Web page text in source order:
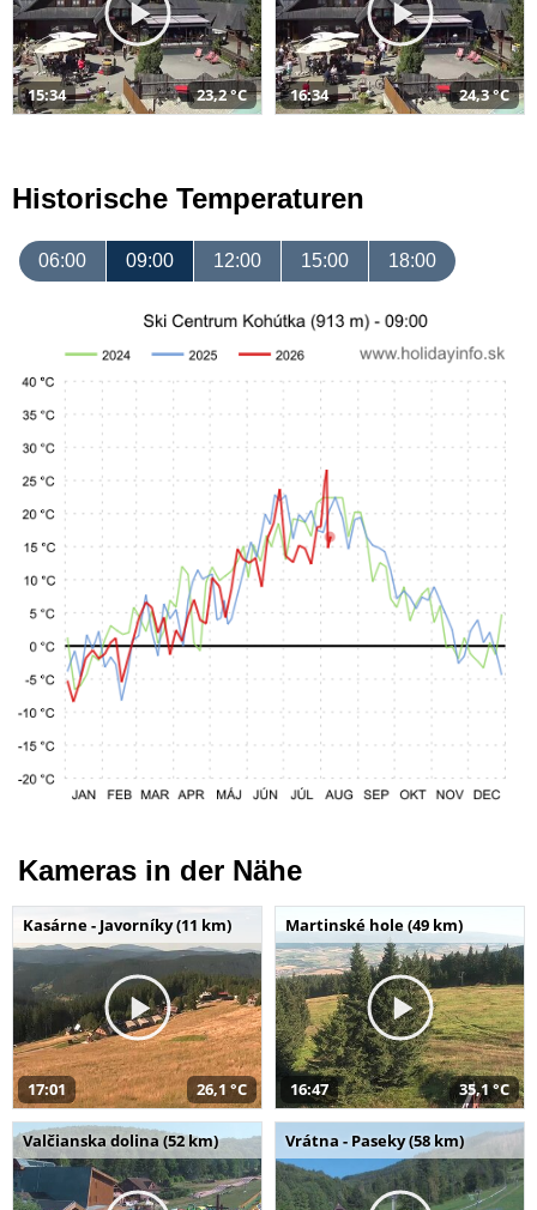
15:34 23,2 °C 16:34 24,3 °C
Historische Temperaturen
06:00 09:00 12:00 15:00 18:00
Kameras in der Nähe
Kasárne - Javorníky (11 km)
17:01 26,1 °C
Martinské hole (49 km)
16:47 35,1 °C
Valčianska dolina (52 km) Vrátna - Paseky (58 km)